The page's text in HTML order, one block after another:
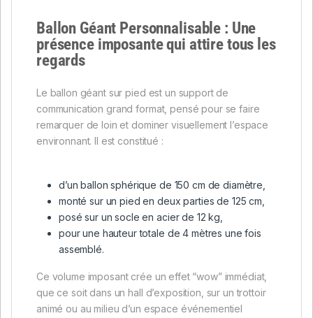
Ballon Géant Personnalisable : Une
présence imposante qui attire tous les
regards
Le ballon géant sur pied est un support de
communication grand format, pensé pour se faire
remarquer de loin et dominer visuellement l’espace
environnant. Il est constitué :
d’un ballon sphérique de 150 cm de diamètre,
monté sur un pied en deux parties de 125 cm,
posé sur un socle en acier de 12 kg,
pour une hauteur totale de 4 mètres une fois
assemblé.
Ce volume imposant crée un effet “wow” immédiat,
que ce soit dans un hall d’exposition, sur un trottoir
animé ou au milieu d’un espace événementiel